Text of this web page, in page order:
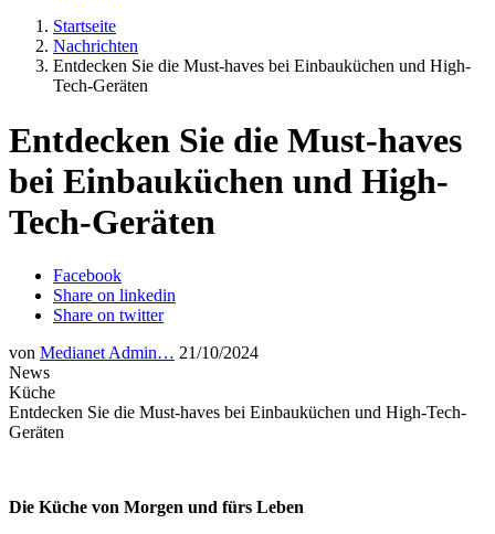
Startseite
Nachrichten
Entdecken Sie die Must-haves bei Einbauküchen und High-
Tech-Geräten
Entdecken Sie die Must-haves
bei Einbauküchen und High-
Tech-Geräten
Facebook
Share on linkedin
Share on twitter
von Medianet Admin… 21/10/2024
News
Küche
Entdecken Sie die Must-haves bei Einbauküchen und High-Tech-
Geräten
Die Küche von Morgen und fürs Leben